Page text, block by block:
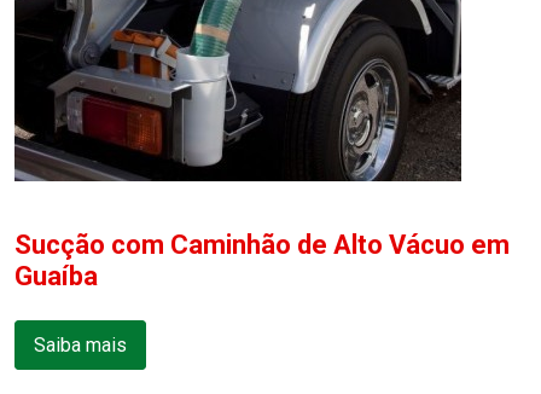
Sucção com Caminhão de Alto Vácuo em
Guaíba
Saiba mais